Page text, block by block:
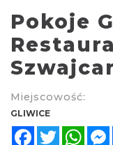
Pokoje
Miejscowość:
GLIWICE
FacebookTwitter